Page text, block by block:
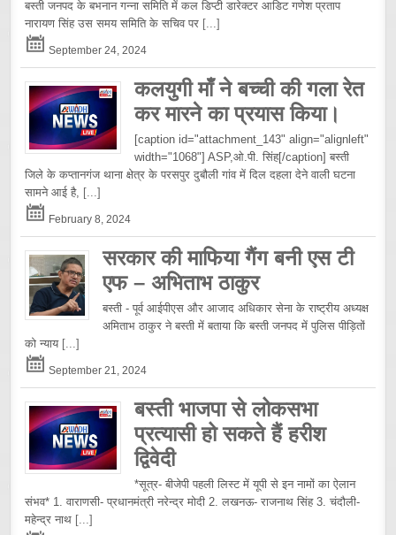
बस्ती जनपद के बभनान गन्ना समिति में कल डिप्टी डारेक्टर आडिट गणेश प्रताप
नारायण सिंह उस समय समिति के सचिव पर [...]
September 24, 2024
कलयुगी माँ ने बच्ची की गला रेत
कर मारने का प्रयास किया।
[caption id="attachment_143" align="alignleft"
width="1068"] ASP,ओ.पी. सिंह[/caption] बस्ती
जिले के कप्तानगंज थाना क्षेत्र के परसपुर दुबौली गांव में दिल दहला देने वाली घटना
सामने आई है, [...]
February 8, 2024
सरकार की माफिया गैंग बनी एस टी
एफ – अभिताभ ठाकुर
बस्ती - पूर्व आईपीएस और आजाद अधिकार सेना के राष्ट्रीय अध्यक्ष
अमिताभ ठाकुर ने बस्ती में बताया कि बस्ती जनपद में पुलिस पीड़ितों
को न्याय [...]
September 21, 2024
बस्ती भाजपा से लोकसभा
प्रत्यासी हो सकते हैं हरीश
द्विवेदी
*सूत्र- बीजेपी पहली लिस्ट में यूपी से इन नामों का ऐलान
संभव* 1. वाराणसी- प्रधानमंत्री नरेन्द्र मोदी 2. लखनऊ- राजनाथ सिंह 3. चंदौली-
महेन्द्र नाथ [...]